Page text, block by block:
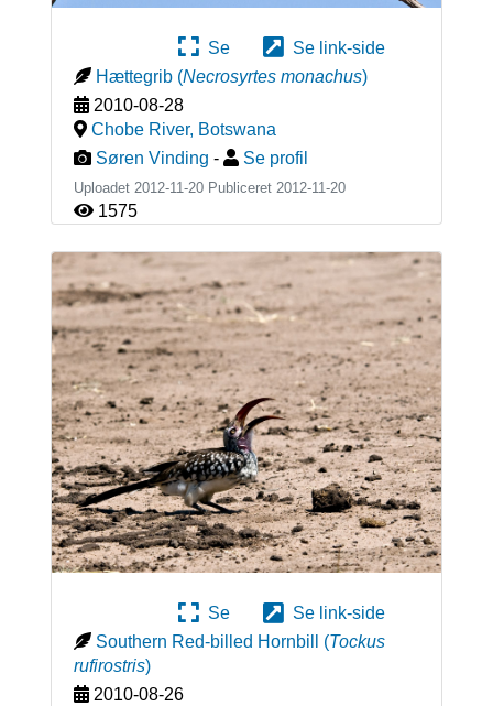
Se
Se link-side
Hættegrib (Necrosyrtes monachus)
2010-08-28
Chobe River, Botswana
Søren Vinding - Se profil
Uploadet 2012-11-20 Publiceret 2012-11-20
1575
Se
Se link-side
Southern Red-billed Hornbill
(Tockus
rufirostris)
2010-08-26